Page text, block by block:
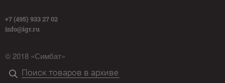
+7 (495) 933 27 02
info@igr.ru
© 2018 «Симбат»